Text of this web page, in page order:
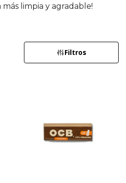
limpia y agradable!
Filtros